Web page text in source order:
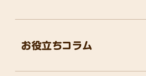
お役立ちコラム